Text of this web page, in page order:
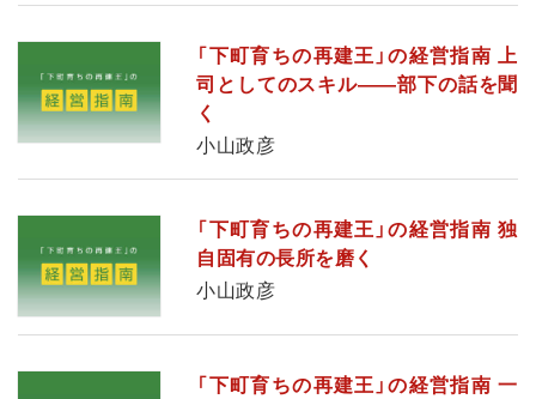
「下町育ちの再建王」の経営指南 上
司としてのスキル——部下の話を聞
く
小山政彦
「下町育ちの再建王」の経営指南 独
自固有の長所を磨く
小山政彦
「下町育ちの再建王」の経営指南 一